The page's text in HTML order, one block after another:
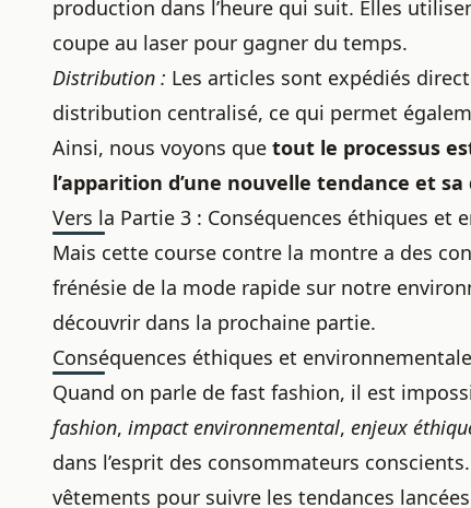
production dans l’heure qui suit. Elles
coupe au laser pour gagner du temps.
Distribution : Les articles sont expédiés
distribution centralisé, ce qui permet
Ainsi, nous voyons que tout le processus
l’apparition d’une nouvelle tendance et
Vers la Partie 3 : Conséquences éthiques et
Mais cette course contre la montre a des
frénésie de la mode rapide sur notre
découvrir dans la prochaine partie.
Conséquences éthiques et
Quand on parle de fast fashion, il est
fashion, impact environnemental, enjeux
dans l’esprit des consommateurs
vêtements pour suivre les tendances